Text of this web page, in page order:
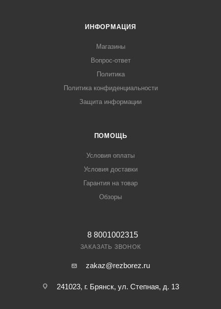
ИНФОРМАЦИЯ
Магазины
Вопрос-ответ
Политика
Политика конфиденциальности
Защита информации
ПОМОЩЬ
Условия оплаты
Условия доставки
Гарантия на товар
Обзоры
8 8001002315
ЗАКАЗАТЬ ЗВОНОК
zakaz@rezborez.ru
241023, г. Брянск, ул. Степная, д. 13